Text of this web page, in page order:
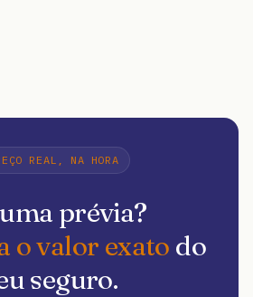
REAL, NA HORA
prévia?
o valor exato do
seguro.